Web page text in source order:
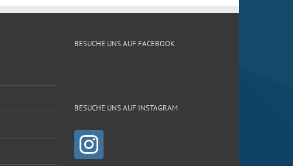
BESUCHE UNS AUF FACEBOOK
BESUCHE UNS AUF INSTAGRAM